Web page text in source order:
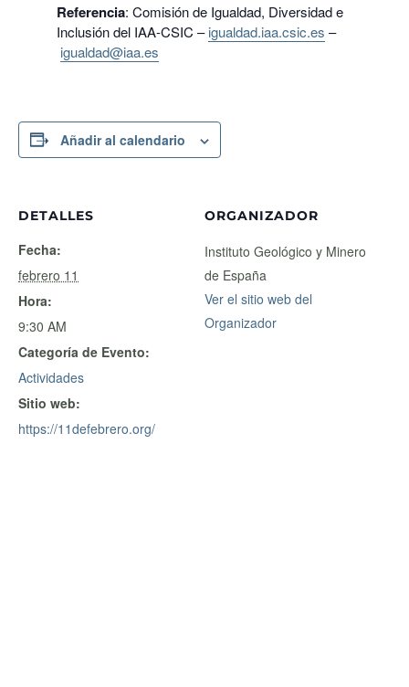
Referencia: Comisión de Igualdad, Diversidad e
Inclusión del IAA-CSIC –igualdad.iaa.csic.es –
igualdad@iaa.es
Añadir al calendario
DETALLES
Fecha:
febrero 11
Hora:
9:30 AM
Categoría de Evento:
Actividades
Sitio web:
https://11defebrero.org/
ORGANIZADOR
Instituto Geológico y Minero
de España
Ver el sitio web del
Organizador